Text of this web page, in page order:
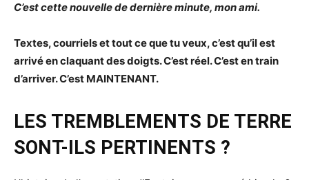
C’est cette nouvelle de dernière minute, mon ami.
Textes, courriels et tout ce que tu veux, c’est qu’il est
arrivé en claquant des doigts. C’est réel. C’est en train
d’arriver. C’est MAINTENANT.
LES TREMBLEMENTS DE TERRE
SONT-ILS PERTINENTS ?